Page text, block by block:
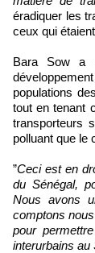
éradiquer les
ceux qui
Bara Sow a
populations
tout en tenant
transporteurs
polluant que le
”Ceci est en
du Sénégal,
Nous avons
comptons
pour
interurbains au